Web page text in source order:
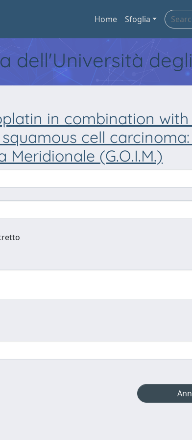
Home Sfoglia
dell'Università
in combination
cell
(G.O.I.M.)